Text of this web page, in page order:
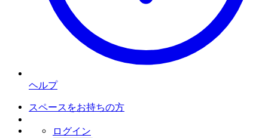
ヘルプ
スペースをお持ちの方
ログイン